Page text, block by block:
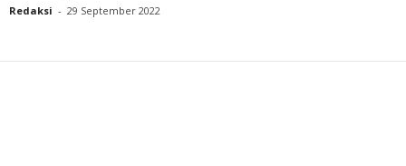
Redaksi - 29 September 2022